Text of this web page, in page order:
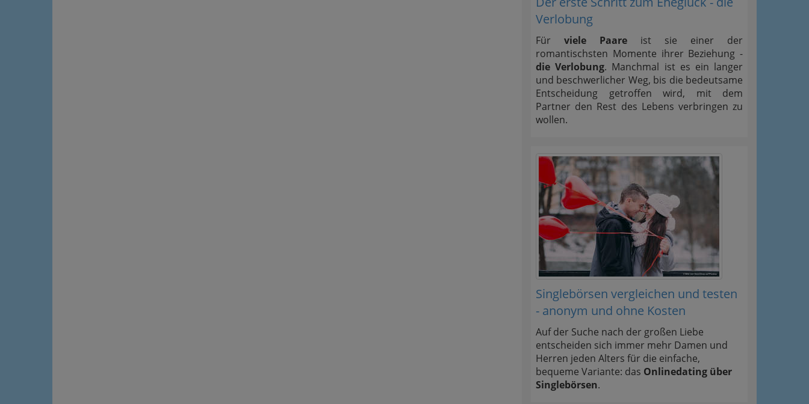
Verlobung
Für viele Paare ist sie einer der
romantischsten Momente ihrer Beziehung -
die Verlobung. Manchmal ist es ein langer
und beschwerlicher Weg, bis die bedeutsame
Entscheidung getroffen wird, mit dem
Partner den Rest des Lebens verbringen zu
wollen.
Singlebörsen vergleichen und testen
- anonym und ohne Kosten
Auf der Suche nach der großen Liebe
entscheiden sich immer mehr Damen und
Herren jeden Alters für die einfache,
bequeme Variante: das Onlinedating über
Singlebörsen.